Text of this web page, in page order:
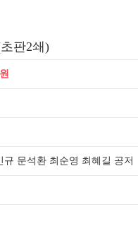
판2쇄)
규 문석환 최순영 최혜길 공저